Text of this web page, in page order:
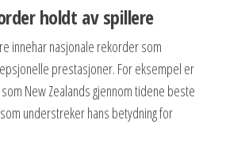
holdt av spillere
innehar nasjonale rekorder som
prestasjoner. For eksempel er
New Zealands gjennom tidene beste
understreker hans betydning for